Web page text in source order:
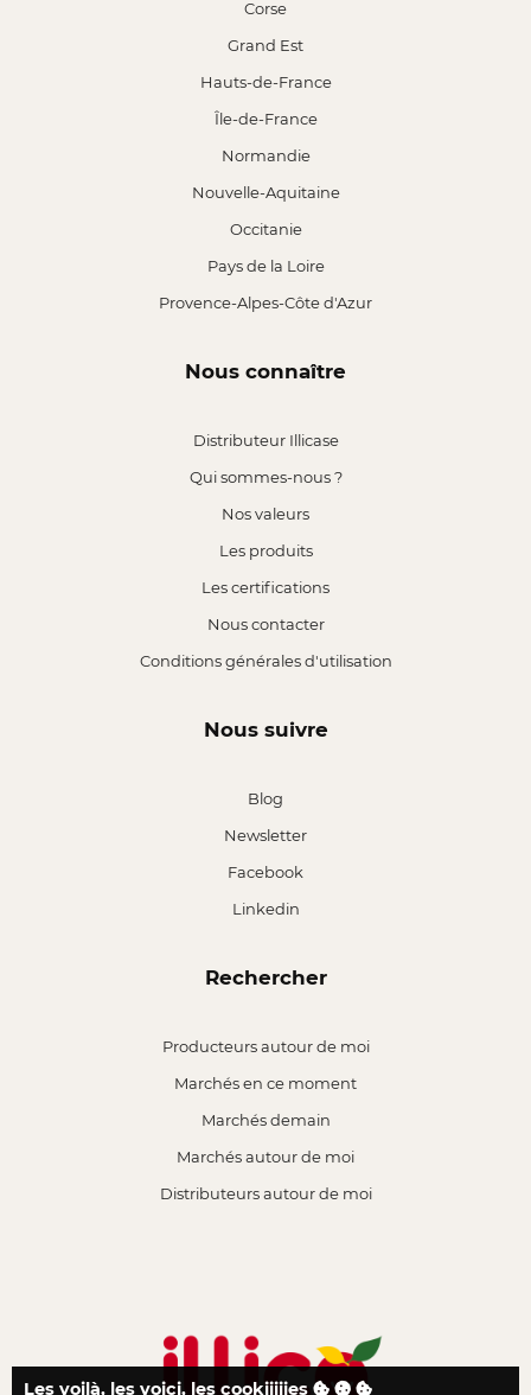
Corse
Grand Est
Hauts-de-France
Île-de-France
Normandie
Nouvelle-Aquitaine
Occitanie
Pays de la Loire
Provence-Alpes-Côte d'Azur
Nous connaître
Distributeur Illicase
Qui sommes-nous ?
Nos valeurs
Les produits
Les certifications
Nous contacter
Conditions générales d'utilisation
Nous suivre
Blog
Newsletter
Facebook
Linkedin
Rechercher
Producteurs autour de moi
Marchés en ce moment
Marchés demain
Marchés autour de moi
Distributeurs autour de moi
Les voilà, les voici, les cookiiiiies